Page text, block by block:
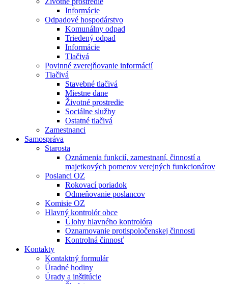
Informácie
Odpadové hospodárstvo
Komunálny odpad
Triedený odpad
Informácie
Tlačivá
Povinné zverejňovanie informácií
Tlačivá
Stavebné tlačivá
Miestne dane
Životné prostredie
Sociálne služby
Ostatné tlačivá
Zamestnanci
Samospráva
Starosta
Oznámenia funkcií, zamestnaní, činností a
majetkových pomerov verejných funkcionárov
Poslanci OZ
Rokovací poriadok
Odmeňovanie poslancov
Komisie OZ
Hlavný kontrolór obce
Úlohy hlavného kontrolóra
Oznamovanie protispoločenskej činnosti
Kontrolná činnosť
Kontakty
Kontaktný formulár
Úradné hodiny
Úrady a inštitúcie